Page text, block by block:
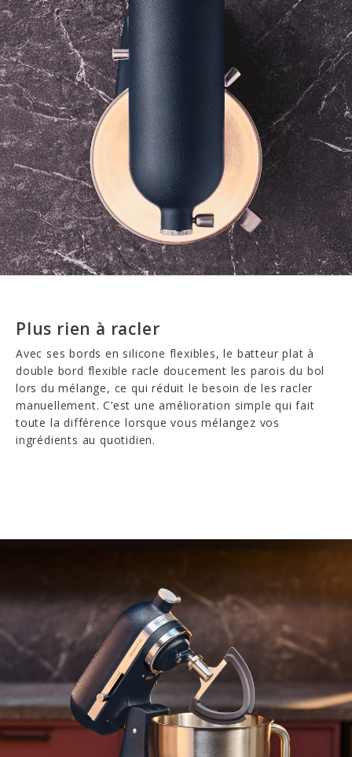
Plus rien à racler
Avec ses bords en silicone flexibles, le batteur plat à
double bord flexible racle doucement les parois du bol
lors du mélange, ce qui réduit le besoin de les racler
manuellement. C’est une amélioration simple qui fait
toute la différence lorsque vous mélangez vos
ingrédients au quotidien.